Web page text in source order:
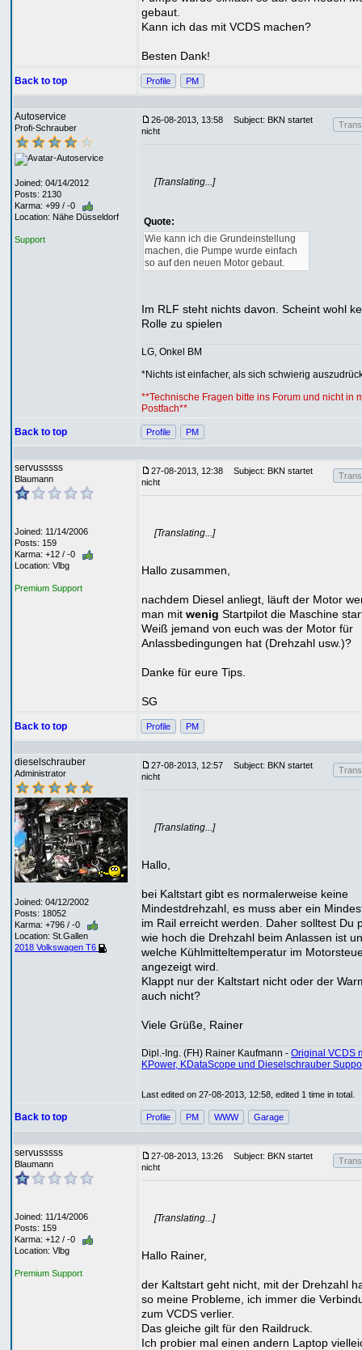
gebaut.
Kann ich das mit VCDS machen?
Besten Dank!
Back to top Profile PM
Autoservice
Profi-Schrauber
Joined: 04/14/2012
Posts: 2130
Karma: +99 / -0
Location: Nähe Düsseldorf
Support
26-08-2013, 13:58
Subject: BKN startet
nicht
[Translating...]
Quote:
Wie kann ich die Grundeinstellung
machen, die Pumpe wurde einfach
so auf den neuen Motor gebaut.
Im RLF steht nichts davon. Scheint wohl
Rolle zu spielen
LG, Onkel BM
*Nichts ist einfacher, als sich schwierig
**Technische Fragen bitte ins Forum und nicht in
Postfach**
Back to top Profile PM
servusssss
Blaumann
Joined: 11/14/2006
Posts: 159
Karma: +12 / -0
Location: Vlbg
Premium Support
27-08-2013, 12:38
Subject: BKN startet
nicht
[Translating...]
Hallo zusammen,
nachdem Diesel anliegt, läuft der Motor
man mit wenig Startpilot die Maschine
Weiß jemand von euch was der Motor für
Anlassbedingungen hat (Drehzahl usw.)?
Danke für eure Tips.
SG
Back to top Profile PM
dieselschrauber
Administrator
Joined: 04/12/2002
Posts: 18052
Karma: +796 / -0
Location: St.Gallen
2018 Volkswagen T6
27-08-2013, 12:57
Subject: BKN startet
nicht
[Translating...]
Hallo,
bei Kaltstart gibt es normalerweise keine
Mindestdrehzahl, es muss aber ein
im Rail erreicht werden. Daher solltest Du
wie hoch die Drehzahl beim Anlassen ist
welche Kühlmitteltemperatur im
angezeigt wird.
Klappt nur der Kaltstart nicht oder der
auch nicht?
Viele Grüße, Rainer
Dipl.-Ing. (FH) Rainer Kaufmann - Original VCDS
KPower, KDataScope und Dieselschrauber
Last edited on 27-08-2013, 12:58, edited 1 time in total.
Back to top Profile PM WWW Garage
servusssss
Blaumann
Joined: 11/14/2006
Posts: 159
Karma: +12 / -0
Location: Vlbg
Premium Support
27-08-2013, 13:26
Subject: BKN startet
nicht
[Translating...]
Hallo Rainer,
der Kaltstart geht nicht, mit der Drehzahl
so meine Probleme, ich immer die
zum VCDS verlier.
Das gleiche gilt für den Raildruck.
Ich probier mal einen andern Laptop